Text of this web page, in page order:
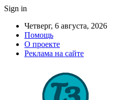
Sign in
Четверг, 6 августа, 2026
Помощь
О проекте
Реклама на сайте